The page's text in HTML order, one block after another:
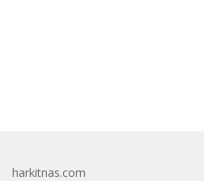
harkitnas.com